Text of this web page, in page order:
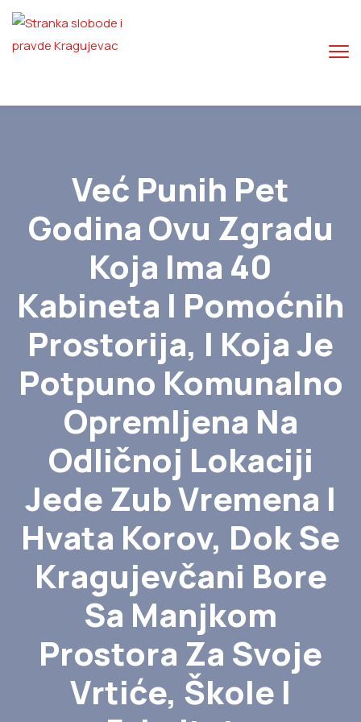
Već Punih Pet
Godina Ovu Zgradu
Koja Ima 40
Kabineta I Pomoćnih
Prostorija, I Koja Je
Potpuno Komunalno
Opremljena Na
Odličnoj Lokaciji
Jede Zub Vremena I
Hvata Korov, Dok Se
Kragujevčani Bore
Sa Manjkom
Prostora Za Svoje
Vrtiće, Škole I